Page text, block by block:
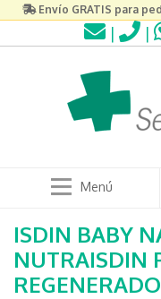
Envío GRATIS para
| |
Menú
ISDIN BABY
NUTRAISDIN